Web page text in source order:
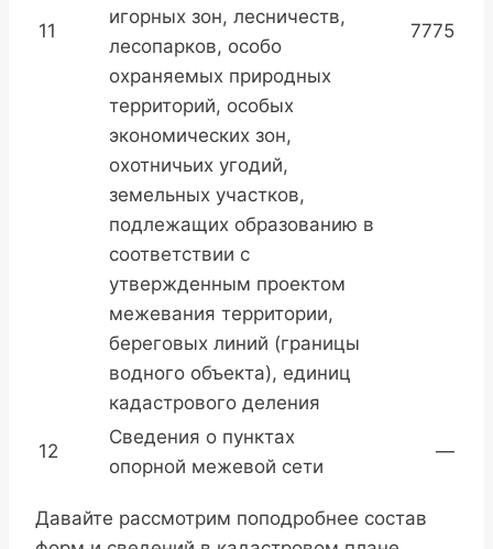
11
игорных зон, лесничеств,
лесопарков, особо
охраняемых природных
территорий, особых
экономических зон,
охотничьих угодий,
земельных участков,
подлежащих образованию в
соответствии с
утвержденным проектом
межевания территории,
береговых линий (границы
водного объекта), единиц
кадастрового деления
7775
12
Сведения о пунктах
опорной межевой сети
—
Давайте рассмотрим поподробнее состав